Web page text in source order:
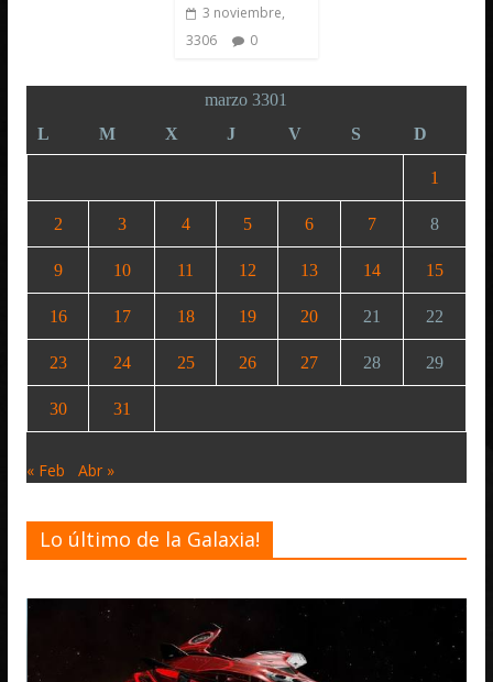
3 noviembre,
3306
0
marzo 3301
L
M X J V S D
1
2 3 4 5 6 7 8
9 10 11 12 13 14 15
16 17 18 19 20 21 22
23 24 25 26 27 28 29
30 31
« Feb Abr »
Lo último de la Galaxia!
Desarrollo